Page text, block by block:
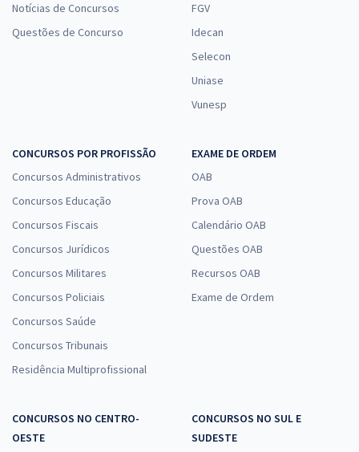
Notícias de Concursos
Questões de Concurso
FGV
Idecan
Selecon
Uniase
Vunesp
CONCURSOS POR PROFISSÃO
Concursos Administrativos
Concursos Educação
Concursos Fiscais
Concursos Jurídicos
Concursos Militares
Concursos Policiais
Concursos Saúde
Concursos Tribunais
Residência Multiprofissional
EXAME DE ORDEM
OAB
Prova OAB
Calendário OAB
Questões OAB
Recursos OAB
Exame de Ordem
CONCURSOS NO CENTRO-
OESTE
CONCURSOS NO SUL E
SUDESTE